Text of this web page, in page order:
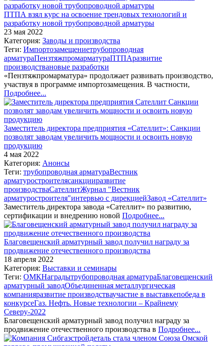
ПТПА взял курс на освоение трендовых технологий и
разработку новой трубопроводной арматуры
23 мая 2022
Категория: Заводы и производства
Теги: Импортозамещениетрубопроводная
арматураПензтяжпромарматураПТПАразвитие
производствановые разработки
«Пензтяжпромарматура» продолжает развивать производство,
участвуя в программе импортозамещения. В частности,
Подробнее...
Заместитель директора предприятия «Сателлит»: Санкции
позволят заводам увеличить мощности и освоить новую
продукцию
4 мая 2022
Категория: Анонсы
Теги: трубопроводная арматураВестник
арматуростроителясанкцииразвитие
производстваСателлитЖурнал "Вестник
арматуростроителя"интервью с дирекциейЗавод «Сателлит»
Заместитель директора завода «Сателлит» по развитию,
сертификации и внедрению новой Подробнее...
Благовещенский арматурный завод получил награду за
продвижение отечественного производства
18 апреля 2022
Категория: Выставки и семинары
Теги: ОМКНаградытрубопроводная арматураБлаговещенский
арматурный заводОбъединенная металлургическая
компанияразвитие производстваучастие в выставкепобеда в
конкурсеГаз. Нефть. Новые технологии – Крайнему
Северу-2022
Благовещенский арматурный завод получил награду за
продвижение отечественного производства в Подробнее...